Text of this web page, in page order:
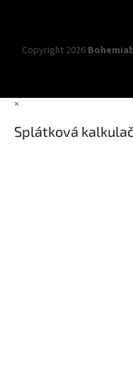
Copyright 2026
×
Splátková